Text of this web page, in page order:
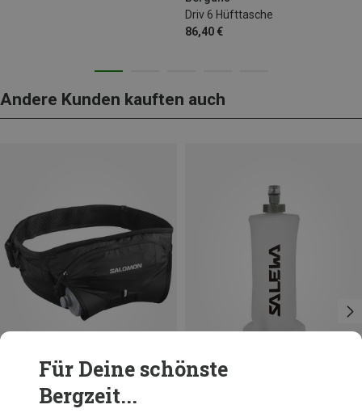
Driv 6 Hüfttasche
86,40 €
Andere Kunden kauften auch
ONE SIZE
Für Deine schönste
Bergzeit...